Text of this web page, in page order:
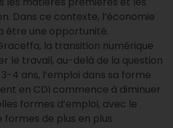
Dans ce contexte, l’économie
être une opportunité.
la transition numérique
le travail, au-delà de la question
4 ans, l’emploi dans sa forme
en CDI commence à diminuer
formes d’emploi, avec le
de plus en plus